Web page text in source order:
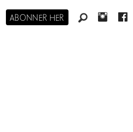
ABONNER HER